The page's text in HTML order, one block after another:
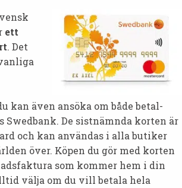
ett
. Det
kan även ansöka om både betal-
Swedbank. De sistnämnda korten är
och kan användas i alla butiker
över. Köpen du gör med korten
som kommer hem i din
välja om du vill betala hela